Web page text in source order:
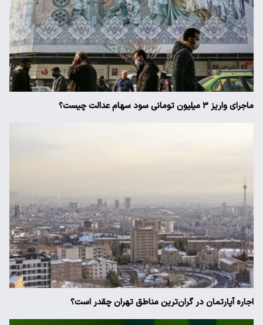
ماجرای واریز ۳ میلیون تومانی سود سهام عدالت چیست؟
اجاره آپارتمان در گران‌ترین مناطق تهران چقدر است؟